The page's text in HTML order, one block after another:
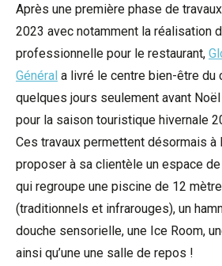
Après une première phase de
2023 avec notamment la réalisation
professionnelle pour le restaurant,
Général a livré le centre bien-être du
quelques jours seulement avant
pour la saison touristique hivernale
Ces travaux permettent désormais à
proposer à sa clientèle un espace
qui regroupe une piscine de 12
(traditionnels et infrarouges), un
douche sensorielle, une Ice Room,
ainsi qu’une une salle de repos !